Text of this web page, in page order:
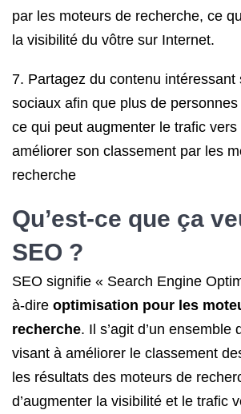
par les moteurs de recherche, ce
la visibilité du vôtre sur Internet.
7. Partagez du contenu intéressant
sociaux afin que plus de
ce qui peut augmenter le trafic
améliorer son classement par les
recherche
Qu’est-ce que ça
SEO ?
SEO signifie « Search Engine
à-dire optimisation pour les
recherche. Il s’agit d’un ensemble
visant à améliorer le classement
les résultats des moteurs de
d’augmenter la visibilité et le trafic